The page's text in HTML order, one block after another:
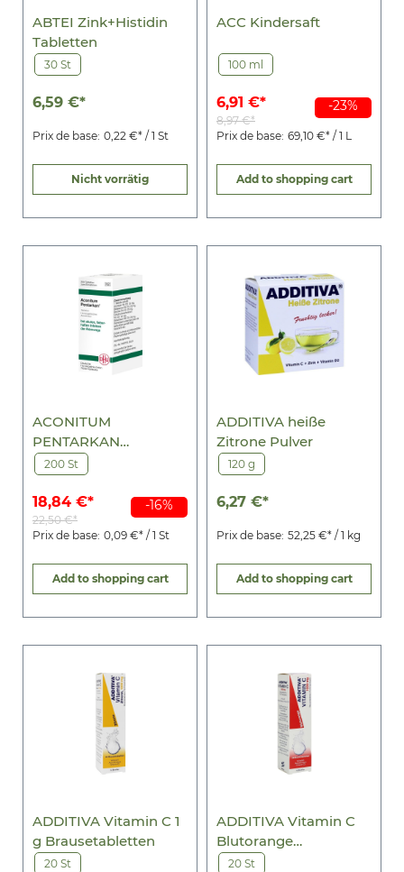
ABTEI Zink+Histidin
Tabletten
30 St
6,59 €*
Prix de base: 0,22 €* / 1 St
Nicht vorrätig
-23%
ACC Kindersaft
100 ml
6,91 €*
8,97 €*
Prix de base: 69,10 €* / 1 L
Add to shopping cart
-16%
ACONITUM
PENTARKAN
Tabletten
200 St
18,84 €*
22,50 €*
Prix de base: 0,09 €* / 1 St
Add to shopping cart
ADDITIVA heiße
Zitrone Pulver
120 g
6,27 €*
Prix de base: 52,25 €* / 1 kg
Add to shopping cart
ADDITIVA Vitamin C 1
g Brausetabletten
20 St
ADDITIVA Vitamin C
Blutorange
Brausetabletten
20 St